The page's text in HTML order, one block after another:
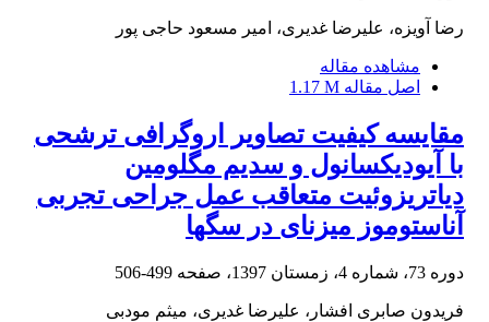
رضا آویزه، علیرضا غدیری، امیر مسعود حاجی پور
مشاهده مقاله
اصل مقاله 1.17 M
مقایسه کیفیت تصاویر اروگرافی ترشحی
با آیودیکسانول و سدیم مگلومین
دیاتریزوئیت متعاقب عمل جراحی تجربی
آناستوموز میزنای در سگها
دوره 73، شماره 4، زمستان 1397، صفحه 499-506
فریدون صابری افشار، علیرضا غدیری، میثم مودبی